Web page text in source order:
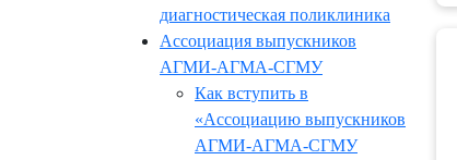
диагностическая поликлиника
Ассоциация выпускников
АГМИ-АГМА-СГМУ
Как вступить в
«Ассоциацию выпускников
АГМИ-АГМА-СГМУ